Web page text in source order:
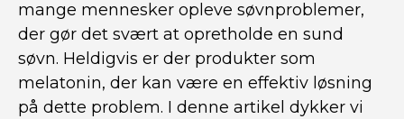
mange mennesker opleve søvnproblemer,
der gør det svært at opretholde en sund
søvn. Heldigvis er der produkter som
melatonin, der kan være en effektiv løsning
på dette problem. I denne artikel dykker vi